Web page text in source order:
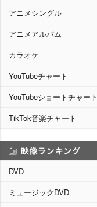
アニメシングル
アニメアルバム
カラオケ
YouTubeチャート
YouTubeショートチャート
TikTok音楽チャート
DVD
ミュージックDVD